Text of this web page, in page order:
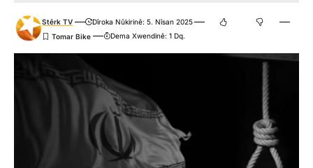
Stêrk TV
Dîroka Nûkirinê: 5. Nîsan 2025
Dema Xwendinê: 1 Dq.